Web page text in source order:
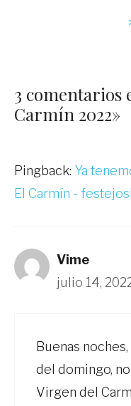
3 comentarios
Carmín 2022»
Pingback: Ya
El Carmín -
Vime
julio 14,
Buenas
del domingo,
Virgen del